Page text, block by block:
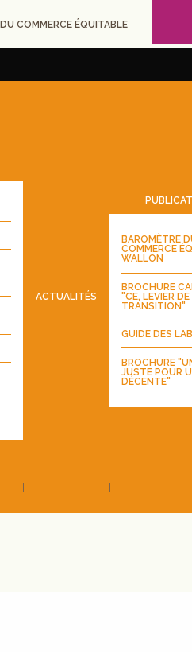
COMMERCE ÉQUITABLE
ACTUALITÉS
BAROMÈTRE
COMMERCE
WALLON
BROCHURE
"CE, LEVIER DE
TRANSITION"
GUIDE DES
BROCHURE
JUSTE POUR
DÉCENTE"